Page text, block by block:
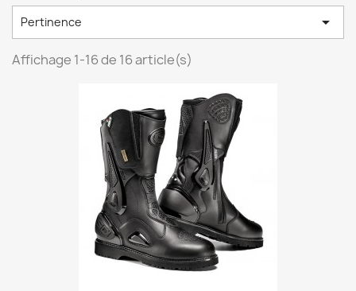
Pertinence 
Affichage 1-16 de 16 article(s)